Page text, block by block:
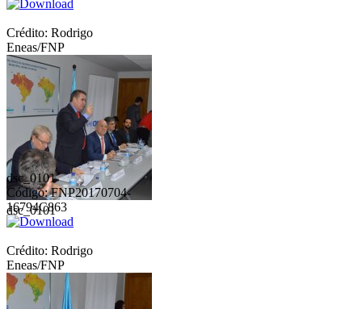
Crédito: Rodrigo
Eneas/FNP
dsc_0101
dsc_0101
Código: FNP20170704-
16794C863
Crédito: Rodrigo
Eneas/FNP